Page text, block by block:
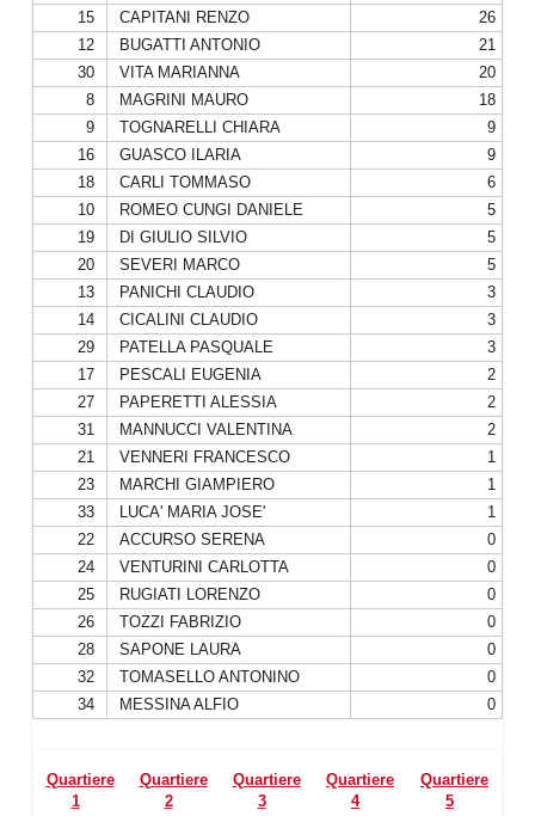
15 CAPITANI RENZO
26
12
BUGATTI ANTONIO
21
30
VITA MARIANNA
20
8
MAGRINI MAURO
18
9
TOGNARELLI CHIARA
9
16
GUASCO ILARIA
9
18
CARLI TOMMASO
6
10
ROMEO CUNGI DANIELE
5
19
DI GIULIO SILVIO
5
20
SEVERI MARCO
5
13
PANICHI CLAUDIO
3
14
CICALINI CLAUDIO
3
29
PATELLA PASQUALE
3
17
PESCALI EUGENIA
2
27
PAPERETTI ALESSIA
2
31
MANNUCCI VALENTINA
2
21
VENNERI FRANCESCO
1
23
MARCHI GIAMPIERO
1
33
LUCA' MARIA JOSE'
1
22
ACCURSO SERENA
0
24
VENTURINI CARLOTTA
0
25
RUGIATI LORENZO
0
26
TOZZI FABRIZIO
0
28
SAPONE LAURA
0
32
TOMASELLO ANTONINO
0
34
MESSINA ALFIO 0
Quartiere
1
Quartiere
2
Quartiere
3
Quartiere
4
Quartiere
5